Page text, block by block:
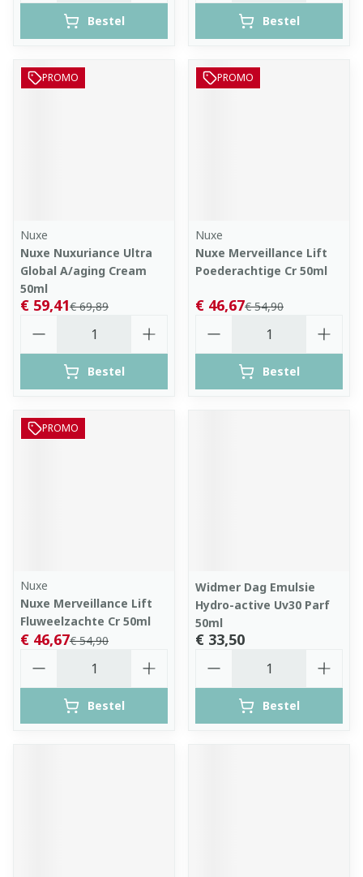
Bestel Bestel
PROMO
Nuxe
Nuxe Nuxuriance Ultra
Global A/aging Cream
50ml
€ 69,89
€ 59,41
Bestel
PROMO
Nuxe
Nuxe Merveillance Lift
Poederachtige Cr 50ml
€ 54,90
€ 46,67
Bestel
PROMO
Nuxe
Nuxe Merveillance Lift
Fluweelzachte Cr 50ml
€ 54,90
€ 46,67
Bestel
Widmer Dag Emulsie
Hydro-active Uv30 Parf
50ml
€ 33,50
Bestel